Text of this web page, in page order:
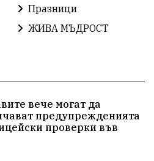
Легенда
ПътнаБезопасност
Обединение
Празници
ЖИВА МЪДРОСТ
вече могат да
предупрежденията
проверки във